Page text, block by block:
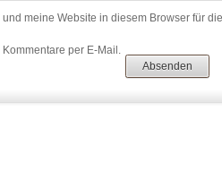
meine Website in diesem Browser für
per E-Mail.